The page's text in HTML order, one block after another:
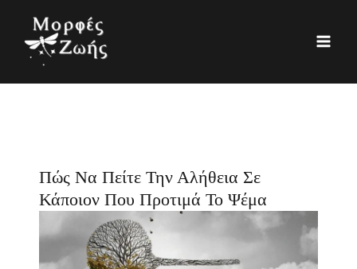
περιεχόμενο
Πώς Να Πείτε Την Αλήθεια Σε
Κάποιον Που Προτιμά Το Ψέμα
α
η
σ
ο